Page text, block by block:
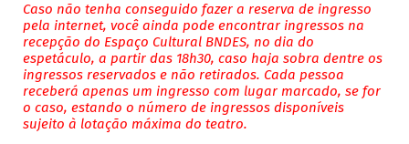
Caso não tenha conseguido fazer a reserva de ingresso
pela internet, você ainda pode encontrar ingressos na
recepção do Espaço Cultural BNDES, no dia do
espetáculo, a partir das 18h30, caso haja sobra dentre os
ingressos reservados e não retirados. Cada pessoa
receberá apenas um ingresso com lugar marcado, se for
o caso, estando o número de ingressos disponíveis
sujeito à lotação máxima do teatro.